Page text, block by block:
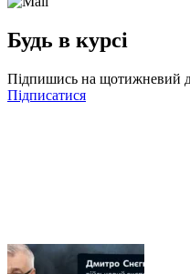
Будь в курсі
Підпишись на щотижневий
Підписатися